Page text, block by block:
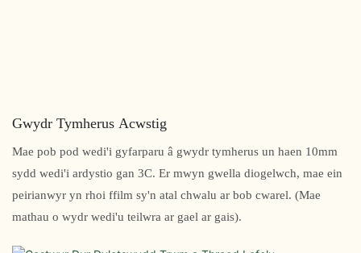
Gwydr Tymherus Acwstig
Mae pob pod wedi'i gyfarparu â gwydr tymherus un haen 10mm
sydd wedi'i ardystio gan 3C. Er mwyn gwella diogelwch, mae ein
peirianwyr yn rhoi ffilm sy'n atal chwalu ar bob cwarel. (Mae
mathau o wydr wedi'u teilwra ar gael ar gais).